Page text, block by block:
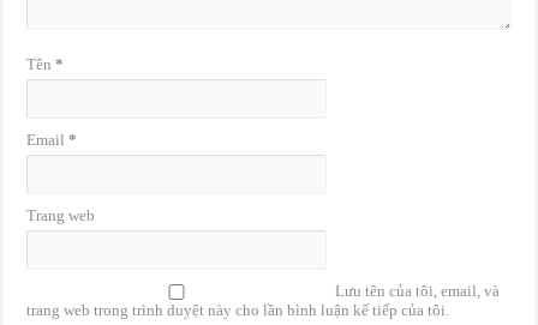
Tên*
Email*
Trang web
Lưu tên của tôi, email, và
trang web trong trình duyệt này cho lần bình luận kế tiếp của tôi.